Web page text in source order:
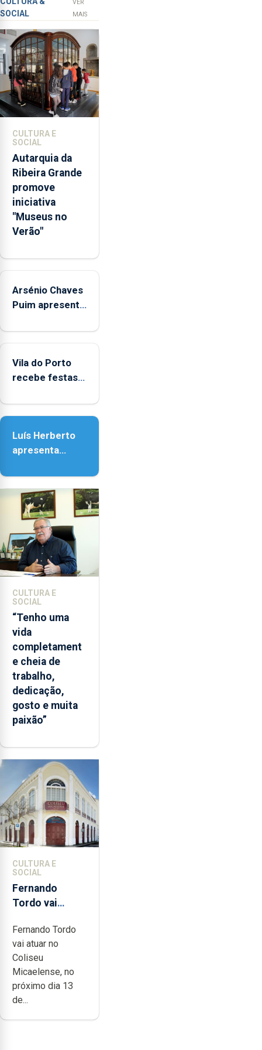
primária
da
violência
doméstica,
através
da
promoção
de
competências
pessoais,
emocionais
e
sociais
junto
das
crianças
SOCIAL
VER
MAIS
CULTURA E
SOCIAL
Autarquia da
Ribeira Grande
promove
iniciativa
"Museus no
Verão"
Arsénio Chaves
Puim apresenta
Biblioteca de
Vila do Porto
recebe festas
Nossa Senhora
Luís Herberto
apresenta
Paisagem’
CULTURA E
SOCIAL
“Tenho uma
vida
completament
e cheia de
trabalho,
dedicação,
gosto e muita
paixão”
CULTURA E
SOCIAL
Fernando
Tordo vai
anos de
carreira no
Coliseu
Micaelense
Fernando Tordo
vai atuar no
Coliseu
Micaelense, no
próximo dia 13
de...